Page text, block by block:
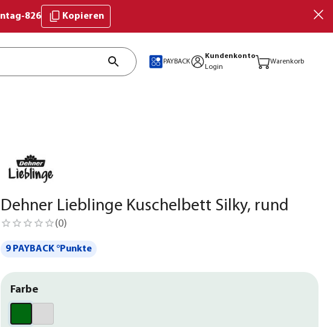
826 Kopieren
PAYBACK
Kundenkonto
Login
Warenkorb
Dehner Lieblinge Kuschelbett Silky, rund
(0)
9 PAYBACK °Punkte
Farbe